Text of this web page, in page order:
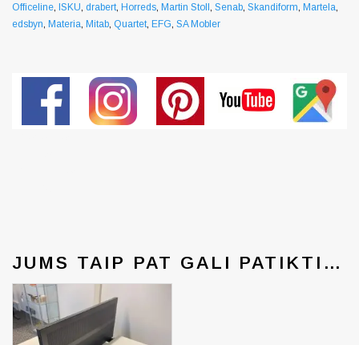
Officeline, ISKU, drabert, Horreds, Martin Stoll, Senab, Skandiform, Martela,
edsbyn, Materia, Mitab, Quartet, EFG, SA Mobler
JUMS TAIP PAT GALI PATIKTI…